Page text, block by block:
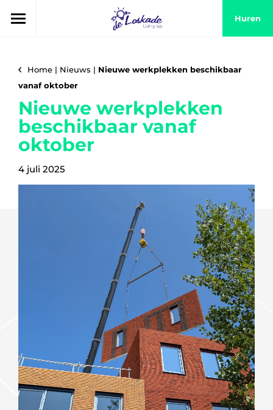
Huren
Home | Nieuws | Nieuwe werkplekken beschikbaar
vanaf oktober
Nieuwe werkplekken
beschikbaar vanaf
oktober
4 juli 2025